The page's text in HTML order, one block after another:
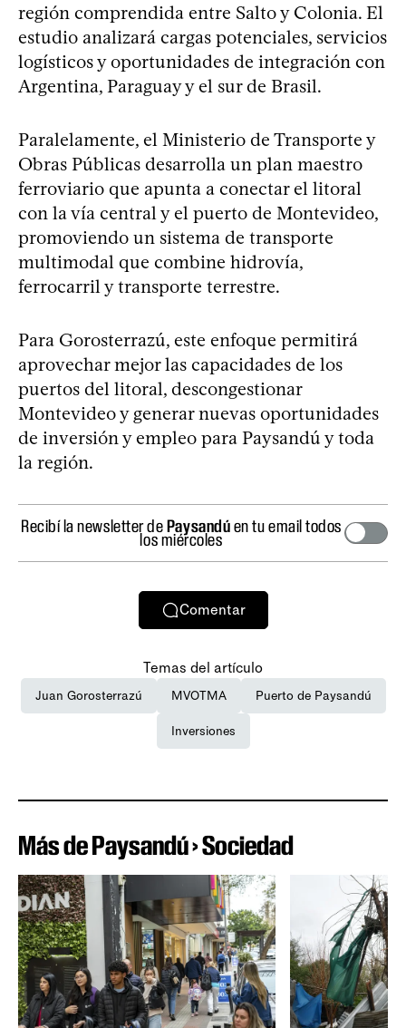
región comprendida entre Salto y Colonia. El
estudio analizará cargas potenciales, servicios
logísticos y oportunidades de integración con
Argentina, Paraguay y el sur de Brasil.
Paralelamente, el Ministerio de Transporte y
Obras Públicas desarrolla un plan maestro
ferroviario que apunta a conectar el litoral
con la vía central y el puerto de Montevideo,
promoviendo un sistema de transporte
multimodal que combine hidrovía,
ferrocarril y transporte terrestre.
Para Gorosterrazú, este enfoque permitirá
aprovechar mejor las capacidades de los
puertos del litoral, descongestionar
Montevideo y generar nuevas oportunidades
de inversión y empleo para Paysandú y toda
la región.
Recibí la newsletter dePaysandúen tu email todos
los miércoles
Comentar
Temas del artículo
Juan Gorosterrazú MVOTMA Puerto de Paysandú
Inversiones
Más de Paysandú › Sociedad